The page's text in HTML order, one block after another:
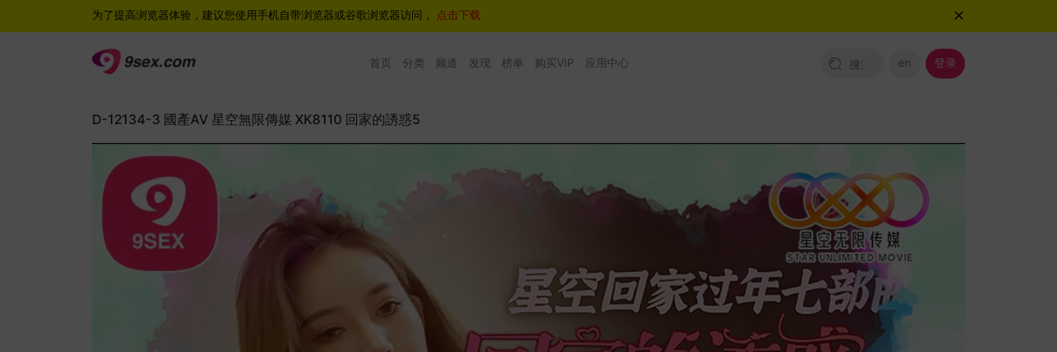
为了提高浏览器体验，建议您使用手机自带浏览器或谷歌浏览器访问， 点击下载
首页 分类 频道 发现 榜单 购买VIP 应用中心 en 登录
D-12134-3 國產AV 星空無限傳媒 XK8110 回家的誘惑5